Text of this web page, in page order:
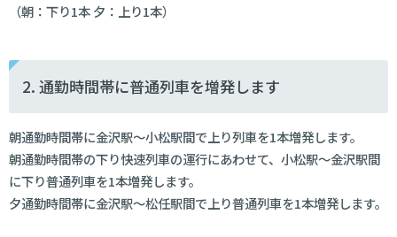
（朝：下り1本 夕：上り1本）
2. 通勤時間帯に普通列車を増発します
朝通勤時間帯に金沢駅～小松駅間で上り列車を1本増発します。
朝通勤時間帯の下り快速列車の運行にあわせて、小松駅～金沢駅間
に下り普通列車を1本増発します。
夕通勤時間帯に金沢駅～松任駅間で上り普通列車を1本増発します。